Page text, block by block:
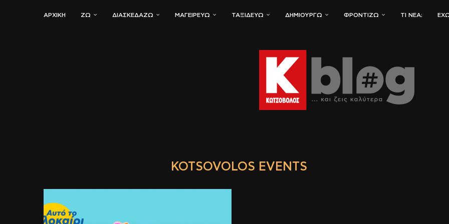
ΑΡΧΙΚΗ ΖΏ ΔΙΑΣΚΕΔΆΖΩ ΜΑΓΕΙΡΕΎΩ ΤΑΞΙΔΕΎΩ ΔΗΜΙΟΥΡΓΏ ΦΡΟΝΤΊΖΩ ΤΙ ΝΈΑ;
KOTSOVOLOS EVENTS